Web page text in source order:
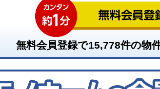
無料会員登録で15,778件の物